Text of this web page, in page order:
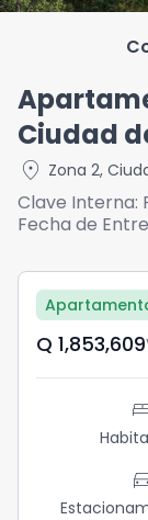
Ciudad
location_on Zona 2,
Clave Interna:
Fecha de
Q	1,853,609